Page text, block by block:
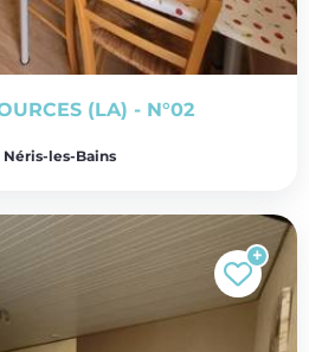
(LA) - N°02
Néris-les-Bains